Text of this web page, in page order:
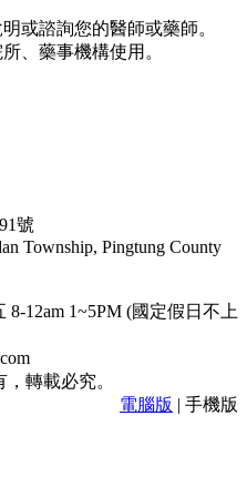
或諮詢您的醫師或藥師。
、藥事機構使用。
號
Township, Pingtung County
8-12am 1~5PM (國定假日不上
轉載必究。
電腦版 | 手機版